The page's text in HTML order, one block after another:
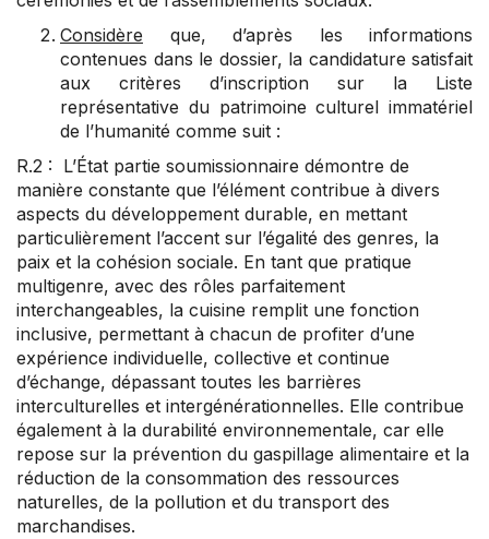
Considère que, d’après les informations
contenues dans le dossier, la candidature satisfait
aux critères d’inscription sur la Liste
représentative du patrimoine culturel immatériel
de l’humanité comme suit :
R.2 : L’État partie soumissionnaire démontre de
manière constante que l’élément contribue à divers
aspects du développement durable, en mettant
particulièrement l’accent sur l’égalité des genres, la
paix et la cohésion sociale. En tant que pratique
multigenre, avec des rôles parfaitement
interchangeables, la cuisine remplit une fonction
inclusive, permettant à chacun de profiter d’une
expérience individuelle, collective et continue
d’échange, dépassant toutes les barrières
interculturelles et intergénérationnelles. Elle contribue
également à la durabilité environnementale, car elle
repose sur la prévention du gaspillage alimentaire et la
réduction de la consommation des ressources
naturelles, de la pollution et du transport des
marchandises.